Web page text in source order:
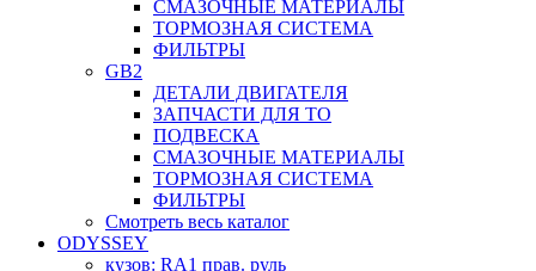
СМАЗОЧНЫЕ МАТЕРИАЛЫ
ТОРМОЗНАЯ СИСТЕМА
ФИЛЬТРЫ
GB2
ДЕТАЛИ ДВИГАТЕЛЯ
ЗАПЧАСТИ ДЛЯ ТО
ПОДВЕСКА
СМАЗОЧНЫЕ МАТЕРИАЛЫ
ТОРМОЗНАЯ СИСТЕМА
ФИЛЬТРЫ
Смотреть весь каталог
ODYSSEY
кузов: RA1 прав. руль